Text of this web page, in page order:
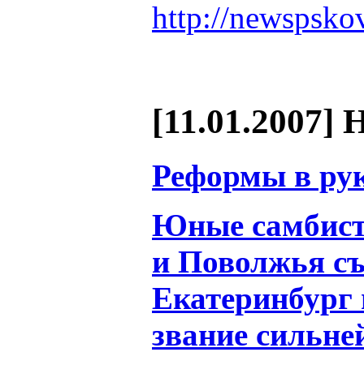
http://
[11.01.2007]
Реформы в
Юные
и Поволжья
Екатеринбург
звание